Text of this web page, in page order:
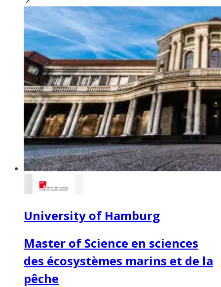
University of Hamburg
Master of Science en sciences
des écosystèmes marins et de la
pêche